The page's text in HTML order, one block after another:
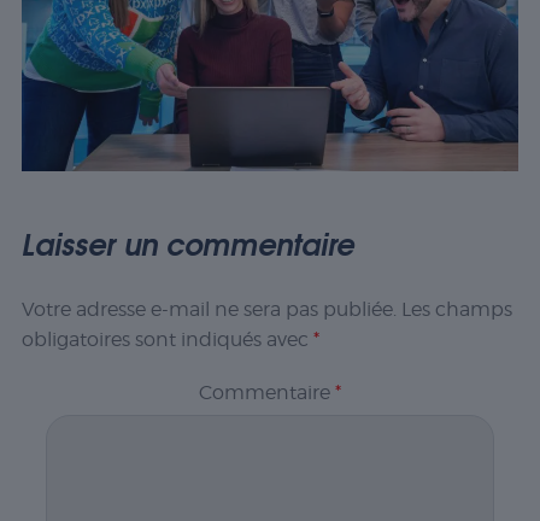
Laisser un commentaire
Votre adresse e-mail ne sera pas publiée. Les champs
obligatoires sont indiqués avec *
Commentaire *